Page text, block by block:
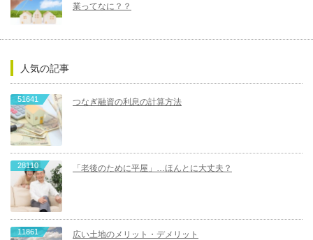
業ってなに？？
人気の記事
51641 つなぎ融資の利息の計算方法
28110 「老後のために平屋」…ほんとに大丈夫？
11861 広い土地のメリット・デメリット